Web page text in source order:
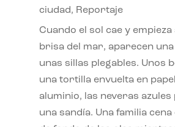
ciudad, Reportaje
Cuando el sol cae y
brisa del mar, aparecen una
unas sillas plegables. Unos
una tortilla envuelta en
aluminio, las neveras
una sandía. Una familia